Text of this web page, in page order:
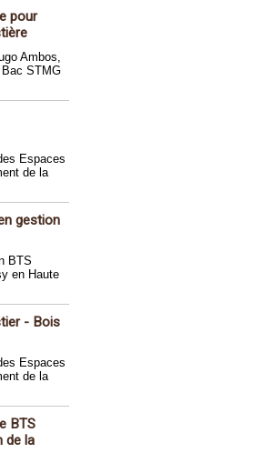
pour
Ambos,
Bac STMG
Espaces
de la
gestion
BTS
en Haute
- Bois
Espaces
de la
BTS
de la